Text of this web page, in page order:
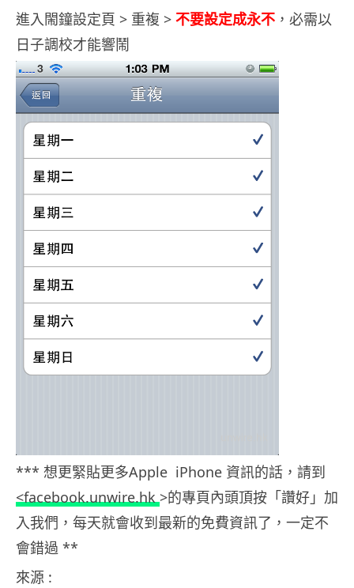
進入閙鐘設定頁 > 重複 > 不要設定成永不 ，必需以
日子調校才能響鬧
*** 想更緊貼更多Apple iPhone 資訊的話，請到
<facebook.unwire.hk>的專頁內頭頂按「讚好」加
入我們，每天就會收到最新的免費資訊了，一定不
會錯過 **
來源 :